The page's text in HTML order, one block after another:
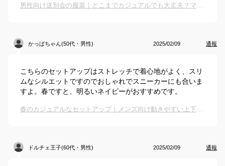
男性向け送別会の服装｜どこまでカジュアルでも大丈夫？マナーにあった服装を教えて！
かっぱちゃん(50代・男性) 2025/02/09 通報
こちらのセットアップはストレッチで着心地がよく、スリ
ムなシルエットですのでおしゃれでスニーカーにも合いま
すよ。春ですと、明るいネイビーがおすすめです。
春のカジュアルなセットアップ｜メンズ向け動きやすい上下セットのおすすめは？
ドルチェ王子(60代・男性) 2025/02/09 通報